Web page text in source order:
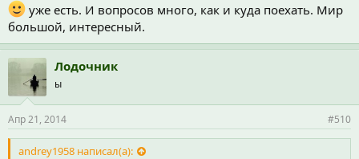
уже есть. И вопросов много, как и куда поехать. Мир
большой, интересный.
Лодочник
ы
Апр 21, 2014 #510
andrey1958 написал(а):